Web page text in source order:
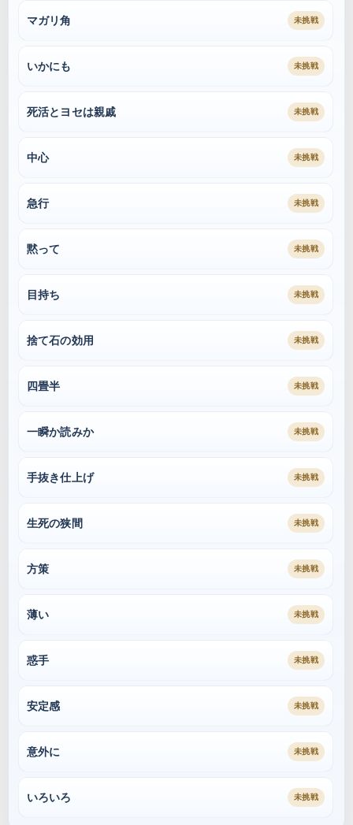
マガリ角 未挑戦
いかにも 未挑戦
死活とヨセは親戚 未挑戦
中心 未挑戦
急行 未挑戦
黙って 未挑戦
目持ち 未挑戦
捨て石の効用 未挑戦
四畳半 未挑戦
一瞬か読みか 未挑戦
手抜き仕上げ 未挑戦
生死の狭間 未挑戦
方策 未挑戦
薄い 未挑戦
惑手 未挑戦
安定感 未挑戦
意外に 未挑戦
いろいろ 未挑戦